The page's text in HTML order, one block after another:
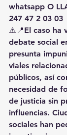
whatsapp O
247 47 2 03 03
⚠️📍El caso ha
debate social
presunta
viales
públicos, así
necesidad de
de justicia sin
influencias.
sociales han